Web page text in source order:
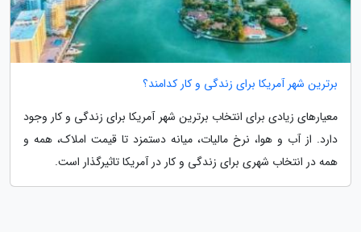
برترین شهر آمریکا برای زندگی و کار کدامند؟
معیارهای زیادی برای انتخاب برترین شهر آمریکا برای زندگی و کار وجود
دارد. از آب و هوا، نرخ مالیات، میانه دستمزد تا قیمت املاک، همه و
همه در انتخاب شهری برای زندگی و کار در آمریکا تاثیرگذار است.